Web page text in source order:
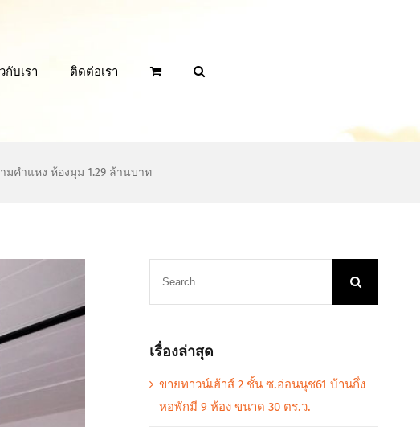
กับเรา ติดต่อเรา
คำแหง ห้องมุม 1.29 ล้านบาท
เรื่องล่าสุด
ขายทาวน์เฮ้าส์ 2 ชั้น ซ.อ่อนนุช61 บ้านกึ่ง
หอพักมี 9 ห้อง ขนาด 30 ตร.ว.